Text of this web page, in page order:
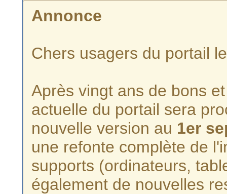
Annonce
Chers usagers du portail
Après vingt ans de bons
actuelle du portail sera
nouvelle version au 1er
une refonte complète de
supports (ordinateurs,
également de nouvelles